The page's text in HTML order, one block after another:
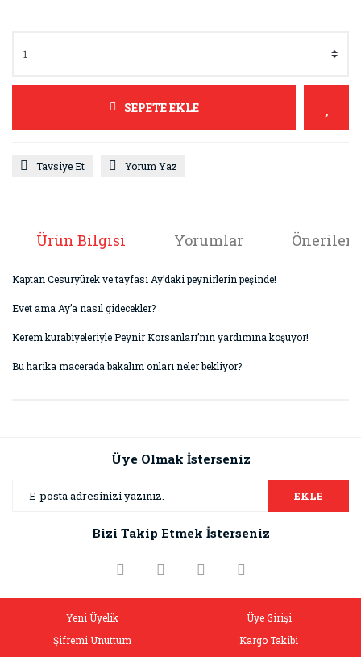
SEPETE EKLE
Tavsiye Et Yorum Yaz
Ürün Bilgisi Yorumlar
Kaptan Cesuryürek ve tayfası Ay’daki peynirlerin peşinde!
Evet ama Ay’a nasıl gidecekler?
Kerem kurabiyeleriyle Peynir Korsanları’nın yardımına koşuyor!
Bu harika macerada bakalım onları neler bekliyor?
Görüş ve önerileriniz için teşekkür ederiz.
Ürün resmi kalitesiz, bozuk veya görüntülenemiyor.
Ürün bilgilerinde hatalar bulunuyor.
Üye Olmak İsterseniz
EKLE
Bizi Takip Etmek İsterseniz
Yeni Üyelik
Üye Girişi
Şifremi Unuttum
Kargo Takibi